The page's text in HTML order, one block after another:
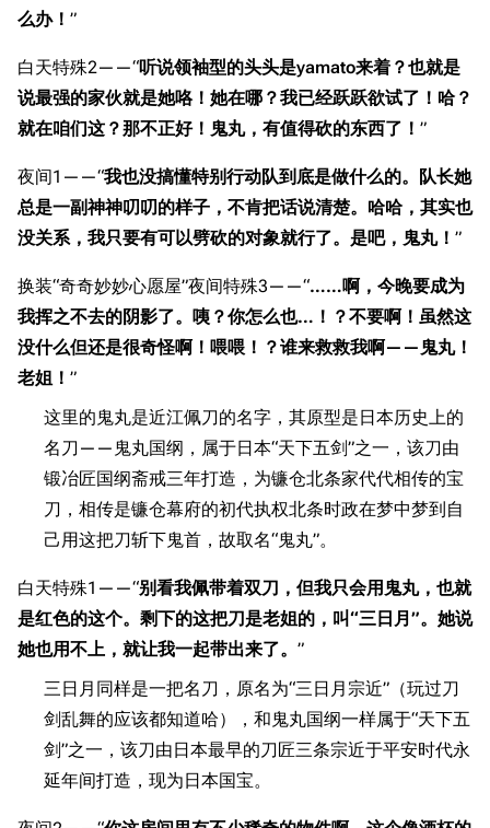
1696 6690 11.9万
舰R百科
导航
首页
最近更改
留言讨论页
新文件
新页面
帮助
游戏系统
新手入门
推荐角色与游戏技
巧
海域资料
经验计算
远征
舰娘与装备
按编号
按国籍
舰娘获得方式
深海舰队
么办！ ”
白天特殊2——“听说领袖型的头头是yamato来着？也就是
说最强的家伙就是她咯！她在哪？我已经跃跃欲试了！哈？
就在咱们这？那不正好！鬼丸，有值得砍的东西了！ ”
夜间1——“我也没搞懂特别行动队到底是做什么的。队长她
总是一副神神叨叨的样子，不肯把话说清楚。哈哈，其实也
没关系，我只要有可以劈砍的对象就行了。是吧，鬼丸！ ”
换装“奇奇妙妙心愿屋”夜间特殊3——“……啊，今晚要成为
我挥之不去的阴影了。咦？你怎么也…！？不要啊！虽然这
没什么但还是很奇怪啊！喂喂！？谁来救救我啊——鬼丸！
老姐！ ”
这里的鬼丸是近江佩刀的名字，其原型是日本历史上的
名刀——鬼丸国纲，属于日本“天下五剑”之一，该刀由
锻冶匠国纲斋戒三年打造，为镰仓北条家代代相传的宝
刀，相传是镰仓幕府的初代执权北条时政在梦中梦到自
己用这把刀斩下鬼首，故取名“鬼丸”。
白天特殊1——“别看我佩带着双刀，但我只会用鬼丸，也就
是红色的这个。剩下的这把刀是老姐的，叫“三日月”。她说
她也用不上，就让我一起带出来了。 ”
三日月同样是一把名刀，原名为“三日月宗近”（玩过刀
剑乱舞的应该都知道哈），和鬼丸国纲一样属于“天下五
剑”之一，该刀由日本最早的刀匠三条宗近于平安时代永
延年间打造，现为日本国宝。